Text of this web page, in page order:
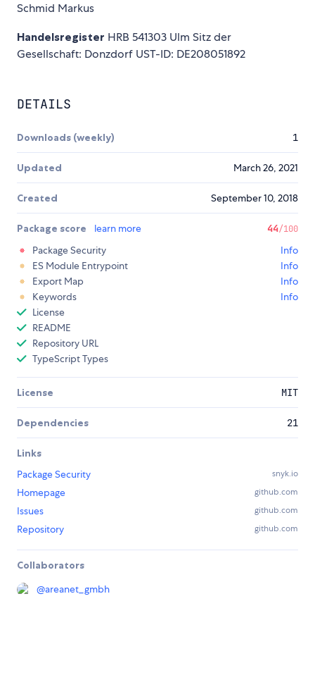
Schmid Markus
Handelsregister HRB 541303 Ulm Sitz der
Gesellschaft: Donzdorf UST-ID: DE208051892
DETAILS
Downloads (weekly) 1
Updated March 26, 2021
Created September 10, 2018
Package score learn more 44/100
Package Security
Info
ES Module Entrypoint
Info
Export Map
Info
Keywords
Info
License
README
Repository URL
TypeScript Types
License MIT
Dependencies 21
Links
Package Security
snyk.io
Homepage github.com
Issues github.com
Repository github.com
Collaborators
@areanet_gmbh